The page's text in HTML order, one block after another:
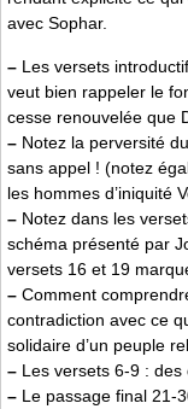
avec Sophar.
– Les versets
veut bien rappeler le
cesse renouvelée que
– Notez la perversité
sans appel ! (notez
les hommes d’iniquité
– Notez dans les
schéma présenté par
versets 16 et 19
– Comment
contradiction avec ce
solidaire d’un peuple
– Les versets 6-9 : des
– Le passage final 21-